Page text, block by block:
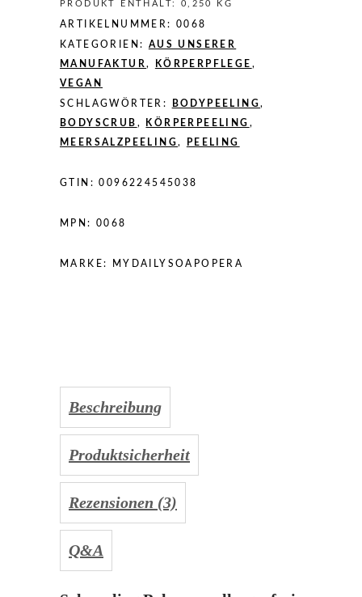
PRODUKT ENTHÄLT: 0,250 KG
ARTIKELNUMMER: 0068
KATEGORIEN: AUS UNSERER
MANUFAKTUR, KÖRPERPFLEGE ,
VEGAN
SCHLAGWÖRTER: BODYPEELING,
BODYSCRUB , KÖRPERPEELING ,
MEERSALZPEELING, PEELING
GTIN:0096224545038
MPN: 0068
MARKE: MYDAILYSOAPOPERA
Beschreibung
Produktsicherheit
Rezensionen (3)
Q&A